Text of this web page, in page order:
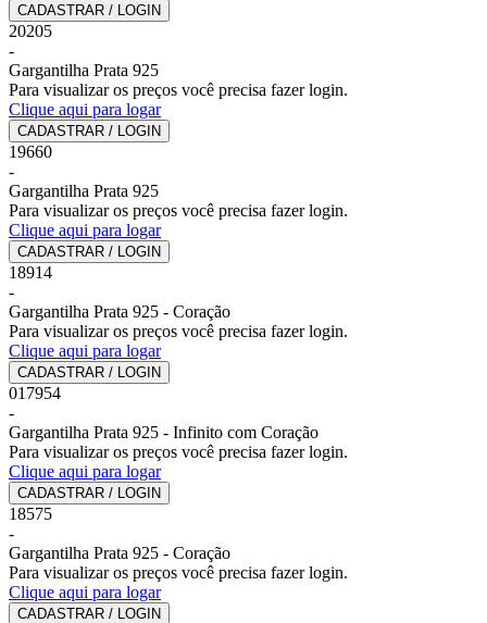
CADASTRAR / LOGIN
20205
-
Gargantilha Prata 925
Para visualizar os preços você precisa fazer login.
Clique aqui para logar
CADASTRAR / LOGIN
19660
-
Gargantilha Prata 925
Para visualizar os preços você precisa fazer login.
Clique aqui para logar
CADASTRAR / LOGIN
18914
-
Gargantilha Prata 925 - Coração
Para visualizar os preços você precisa fazer login.
Clique aqui para logar
CADASTRAR / LOGIN
017954
-
Gargantilha Prata 925 - Infinito com Coração
Para visualizar os preços você precisa fazer login.
Clique aqui para logar
CADASTRAR / LOGIN
18575
-
Gargantilha Prata 925 - Coração
Para visualizar os preços você precisa fazer login.
Clique aqui para logar
CADASTRAR / LOGIN